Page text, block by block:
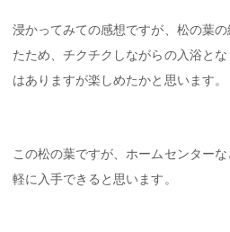
浸かってみての感想ですが、松の葉
たため、チクチクしながらの入浴と
はありますが楽しめたかと思います。
この松の葉ですが、ホームセンター
軽に入手できると思います。